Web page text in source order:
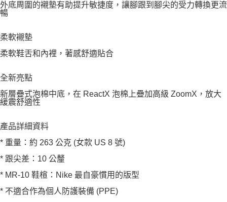
外底周圍的襯墊有助提升敏捷度，讓腳跟到腳尖的受力轉換更流
暢
柔軟襯墊
柔軟鞋舌和內裡，著感舒適貼合
全新亮點
新層疊式泡棉中底，在 ReactX 泡棉上疊加高級 ZoomX，放大
緩震舒適性
產品詳細資料
* 重量：約 263 公克 (女款 US 8 號)
* 跟尖差：10 公釐
* MR-10 鞋楦：Nike 最自豪慣用的版型
* 不適合作為個人防護裝備 (PPE)